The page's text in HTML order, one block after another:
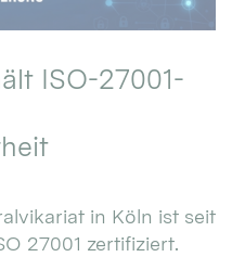
ISO-27001-
in Köln ist seit
27001 zertifiziert.